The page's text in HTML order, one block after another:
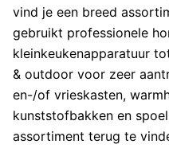
vind je een breed
gebruikt professionele
kleinkeukenapparatuur
& outdoor voor zeer
en-/of vrieskasten,
kunststofbakken en
assortiment terug te